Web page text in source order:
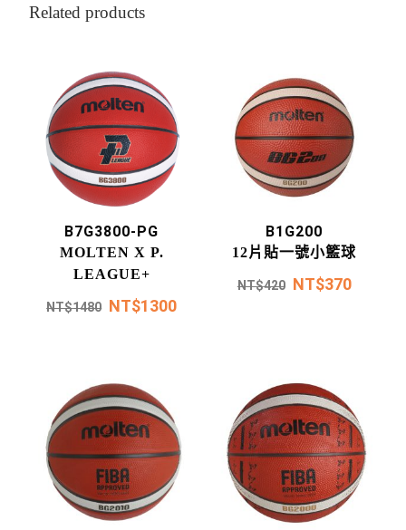
Related products
B7G3800-PG
MOLTEN X P.
LEAGUE+
NT$1480 NT$1300
B1G200
12片貼一號小籃球
NT$420 NT$370